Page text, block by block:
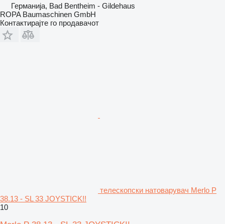
Германија, Bad Bentheim - Gildehaus
ROPA Baumaschinen GmbH
Контактирајте го продавачот
телескопски натоварувач Merlo P
38.13 - SL 33 JOYSTICK!!
10